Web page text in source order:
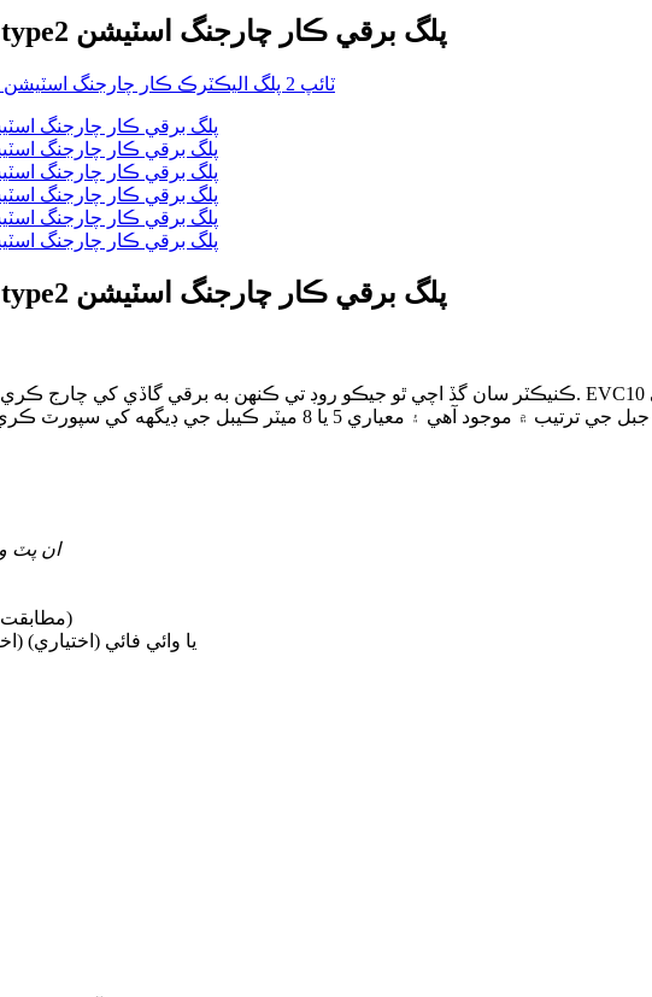
EU ڪارخانو سڌو IK08 ۽ IP54 AC type2 پلگ برقي ڪار چارجنگ اسٽيشن
EU ڪارخانو سڌو IK08 ۽ IP54 AC type2 پلگ برقي ڪار چارجنگ اسٽيشن
ان پٽ
OCPP 1.6 JSON (OCPP 2.0 مطابقت رکندڙ)
LAN (اختياري) + 4G (اختياري) يا وائي فائي (اختياري)